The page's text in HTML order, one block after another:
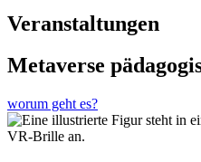
Veranstaltungen
Metaverse
worum geht es?